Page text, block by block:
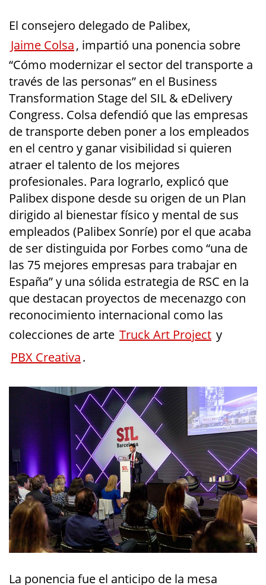
El consejero delegado de Palibex,
Jaime Colsa, impartió una ponencia sobre
“Cómo modernizar el sector del transporte a
través de las personas” en el Business
Transformation Stage del SIL & eDelivery
Congress. Colsa defendió que las empresas
de transporte deben poner a los empleados
en el centro y ganar visibilidad si quieren
atraer el talento de los mejores
profesionales. Para lograrlo, explicó que
Palibex dispone desde su origen de un Plan
dirigido al bienestar físico y mental de sus
empleados (Palibex Sonríe) por el que acaba
de ser distinguida por Forbes como “una de
las 75 mejores empresas para trabajar en
España” y una sólida estrategia de RSC en la
que destacan proyectos de mecenazgo con
reconocimiento internacional como las
colecciones de arte Truck Art Project y
PBX Creativa.
La ponencia fue el anticipo de la mesa